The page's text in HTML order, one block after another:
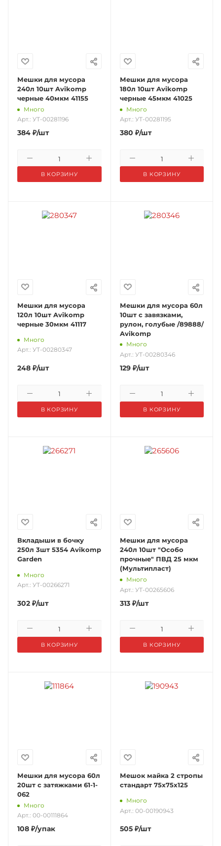
Мешки для мусора
240л 10шт Avikomp
черные 40мкм 41155
Много
Арт.: УТ-00281196
384 ₽/шт
В КОРЗИНУ
Мешки для мусора
180л 10шт Avikomp
черные 45мкм 41025
Много
Арт.: УТ-00281195
380 ₽/шт
В КОРЗИНУ
Мешки для мусора
120л 10шт Avikomp
черные 30мкм 41117
Много
Арт.: УТ-00280347
248 ₽/шт
В КОРЗИНУ
Мешки для мусора 60л
10шт с завязками,
рулон, голубые /89888/
Avikomp
Много
Арт.: УТ-00280346
129₽/шт
В КОРЗИНУ
Вкладыши в бочку
250л 3шт 5354 Avikomp
Garden
Много
Арт.: УТ-00266271
302 ₽/шт
В КОРЗИНУ
Мешки для мусора
240л 10шт "Особо
прочные" ПВД 25 мкм
(Мультипласт)
Много
Арт.: УТ-00265606
313₽/шт
В КОРЗИНУ
Мешки для мусора 60л
20шт с затяжками 61-1-
062
Много
Арт.: 00-00111864
108 ₽/упак
Мешок майка 2 стропы
стандарт 75х75х125
Много
Арт.: 00-00190943
505₽/шт